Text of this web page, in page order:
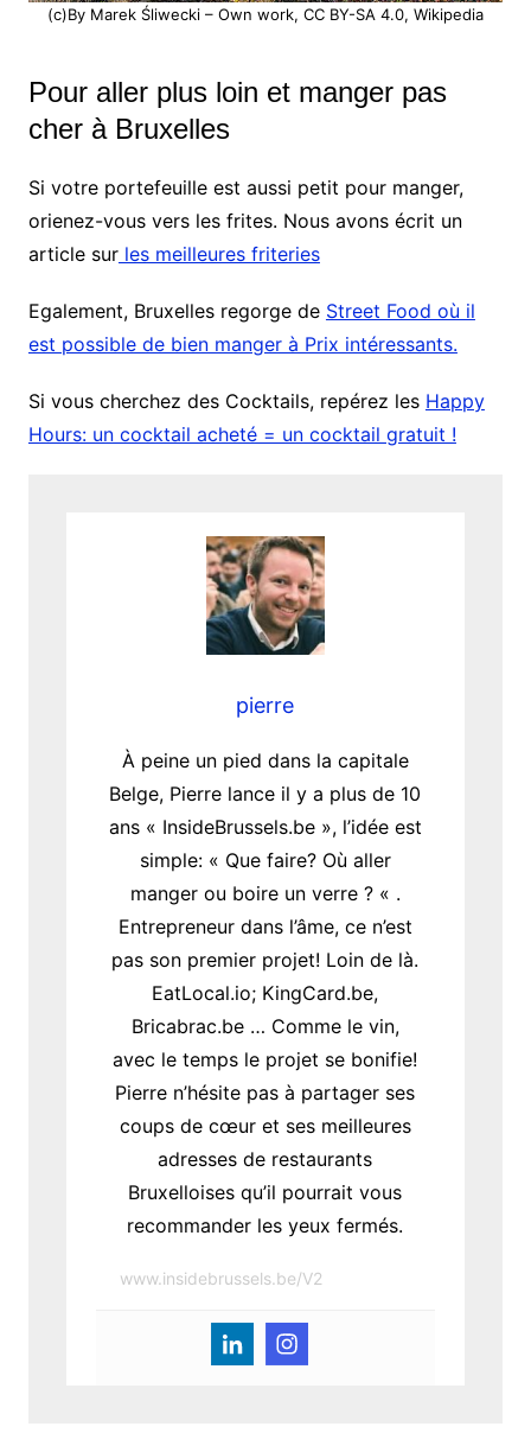
(c)By Marek Śliwecki – Own work, CC BY-SA 4.0, Wikipedia
Pour aller plus loin et manger pas
cher à Bruxelles
Si votre portefeuille est aussi petit pour manger,
orienez-vous vers les frites. Nous avons écrit un
article surles meilleures friteries
Egalement, Bruxelles regorge de Street Food où il
est possible de bien manger à Prix intéressants.
Si vous cherchez des Cocktails, repérez les Happy
Hours: un cocktail acheté = un cocktail gratuit !
pierre
À peine un pied dans la capitale
Belge, Pierre lance il y a plus de 10
ans « InsideBrussels.be », l’idée est
simple: « Que faire? Où aller
manger ou boire un verre ? « .
Entrepreneur dans l’âme, ce n’est
pas son premier projet! Loin de là.
EatLocal.io; KingCard.be,
Bricabrac.be … Comme le vin,
avec le temps le projet se bonifie!
Pierre n’hésite pas à partager ses
coups de cœur et ses meilleures
adresses de restaurants
Bruxelloises qu’il pourrait vous
recommander les yeux fermés.
www.insidebrussels.be/V2